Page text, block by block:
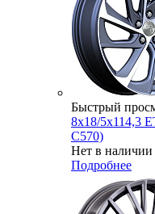
Быстрый
8x18/5x114,3
C570)
Нет в наличии
Подробнее